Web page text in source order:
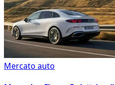
Mercato auto